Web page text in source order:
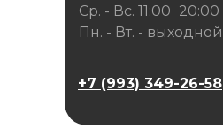
Ср. - Вс. 11:00−20:00
Пн. - Вт. - выходной
+7 (993) 349-26-58